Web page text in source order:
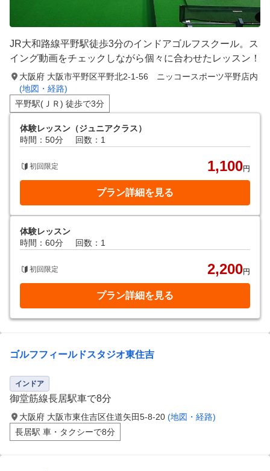
JR大和路線平野駅徒歩3分のインドアゴルフスクール。ス
イング動画をチェックしながら個々に合わせたレッスン！
大阪府 大阪市平野区平野北2-1-56 ニッコースポーツ平野店内
(地図・経路)
平野駅(ＪＲ) 徒歩で3分
体験レッスン（ジュニアクラス）
時間：50分
回数：1
初回限定 1,100円
プラン詳細を見る
体験レッスン
時間：60分
回数：1
初回限定 2,200円
プラン詳細を見る
ゴルフフィールドスタジオ東住吉
インドア
御堂筋線長居駅車で8分
大阪府 大阪市東住吉区住道矢田5-8-20 (地図・経路)
長居駅 車・タクシーで8分